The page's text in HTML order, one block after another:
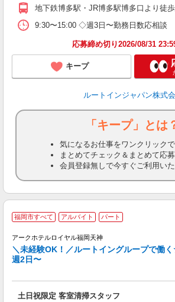
地下鉄博多駅・JR博多駅博多口より徒
9:30〜15:00 ◇週3日〜勤務日数応相談
応募締め切り2026/08/31
キープ
ルートインジャパン株式
「キープ」とは
気になるお仕事をワンクリック
まとめてチェック＆まとめて応
会員登録無しで今すぐご利用い
福岡市すべて アルバイト パート
アークホテルロイヤル福岡天神
＼未経験OK！／ルートイングループで働
週2日〜
土日祝限定 客室清掃スタッフ